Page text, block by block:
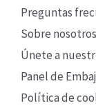
Preguntas
Sobre nosotros
Únete a
Panel de
Política de